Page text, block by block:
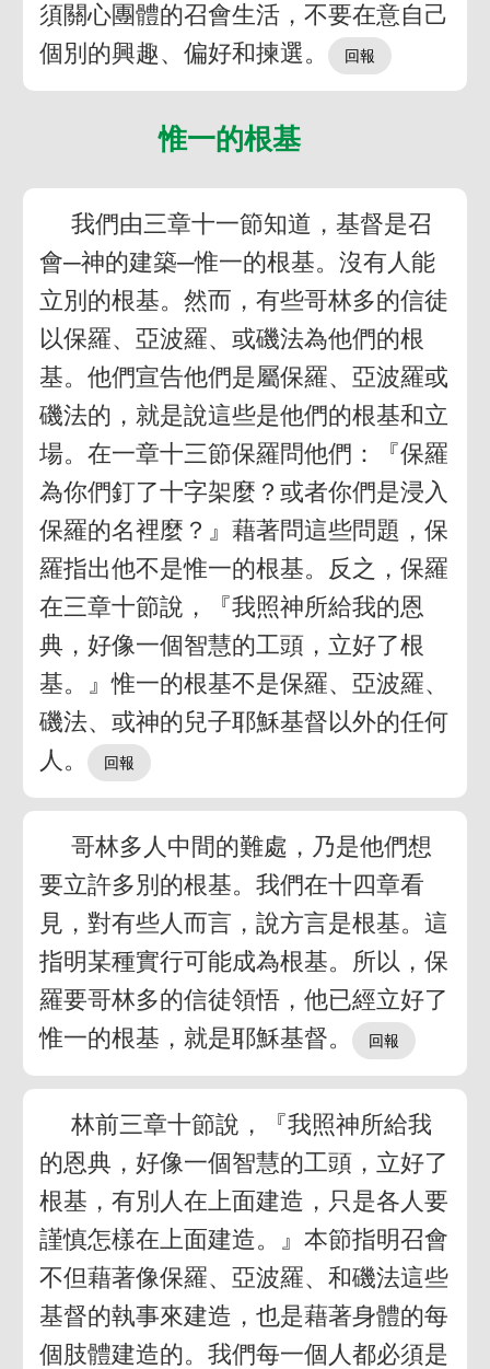
須關心團體的召會生活，不要在意自己
個別的興趣、偏好和揀選。
惟一的根基
我們由三章十一節知道，基督是召
會─神的建築─惟一的根基。沒有人能
立別的根基。然而，有些哥林多的信徒
以保羅、亞波羅、或磯法為他們的根
基。他們宣告他們是屬保羅、亞波羅或
磯法的，就是說這些是他們的根基和立
場。在一章十三節保羅問他們：『保羅
為你們釘了十字架麼？或者你們是浸入
保羅的名裡麼？』藉著問這些問題，保
羅指出他不是惟一的根基。反之，保羅
在三章十節說，『我照神所給我的恩
典，好像一個智慧的工頭，立好了根
基。』惟一的根基不是保羅、亞波羅、
磯法、或神的兒子耶穌基督以外的任何
人。
哥林多人中間的難處，乃是他們想
要立許多別的根基。我們在十四章看
見，對有些人而言，說方言是根基。這
指明某種實行可能成為根基。所以，保
羅要哥林多的信徒領悟，他已經立好了
惟一的根基，就是耶穌基督。
林前三章十節說，『我照神所給我
的恩典，好像一個智慧的工頭，立好了
根基，有別人在上面建造，只是各人要
謹慎怎樣在上面建造。』本節指明召會
不但藉著像保羅、亞波羅、和磯法這些
基督的執事來建造，也是藉著身體的每
個肢體建造的。我們每一個人都必須是